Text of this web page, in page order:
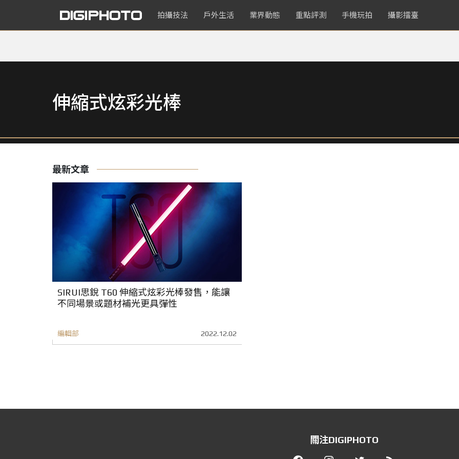
拍攝技法 戶外生活 業界動態 重點評測 手機玩拍 攝影擂臺
伸縮式炫彩光棒
最新文章
SIRUI思銳 T60 伸縮式炫彩光棒發售，能讓
不同場景或題材補光更具彈性
編輯部 2022.12.02
關注DIGIPHOTO